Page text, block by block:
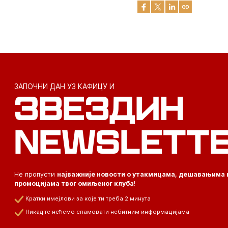
ЗАПОЧНИ ДАН УЗ КАФИЦУ И
ЗВЕЗДИН
Не пропусти најважније новости о утакмицама, дешавањима
промоцијама твог омиљеног клуба!
Кратки имејлови за које ти треба 2 минута
Никад те нећемо спамовати небитним информацијама